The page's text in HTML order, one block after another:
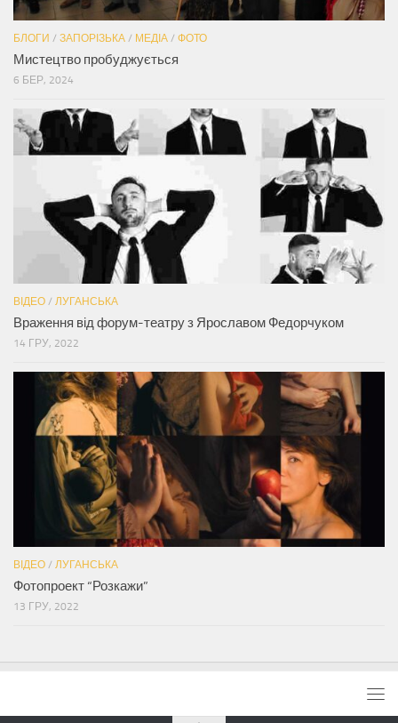
БЛОГИ / ЗАПОРІЗЬКА / МЕДІА / ФОТО
Мистецтво пробуджується
6 БЕР, 2024
ВІДЕО / ЛУГАНСЬКА
Враження від форум-театру з Ярославом Федорчуком
14 ГРУ, 2022
ВІДЕО / ЛУГАНСЬКА
Фотопроект “Розкажи”
13 ГРУ, 2022